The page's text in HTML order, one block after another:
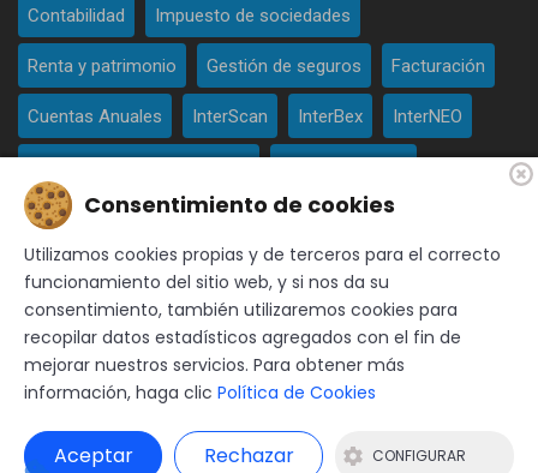
Contabilidad Impuesto de sociedades
Renta y patrimonio Gestión de seguros Facturación
Cuentas Anuales InterScan InterBex InterNEO
Consultoría ISO Prevención de blanqueo de capital
© 2026 APLISER - Todos los derechos reservados
Política de Cookies|Política de privacidad
Diseño y programación web: Blaupixel.com
Consentimiento de cookies
Utilizamos cookies propias y de terceros para el correcto
funcionamiento del sitio web, y si nos da su
consentimiento, también utilizaremos cookies para
recopilar datos estadísticos agregados con el fin de
mejorar nuestros servicios. Para obtener más
información, haga clic Política de Cookies
Aceptar Rechazar CONFIGURAR